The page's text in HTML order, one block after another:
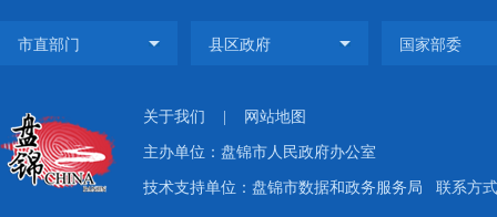
关于我们 网站地图
主办单位：盘锦市人民政府办公室
技术支持单位：盘锦市数据和政务服务局 联系方